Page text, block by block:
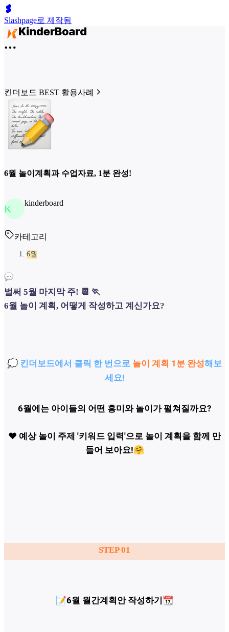
Slashpage로 제작됨
킨더보드 BEST 활용사례
6월 놀이계획과 수업자료, 1분 완성!
K
kinderboard
카테고리
6월
벌써 5월 마지막 주! 📆 🏃
6월 놀이 계획, 어떻게 작성하고 계신가요?
💭 킨더보드에서 클릭 한 번으로 놀이 계획 1분 완성해보
세요!
6월에는 아이들의 어떤 흥미와 놀이가 펼쳐질까요?
♥️ 예상 놀이 주제 '키워드 입력'으로 놀이 계획을 함께 만
들어 보아요!🤗
STEP 01
📝6월 월간계획안 작성하기📆